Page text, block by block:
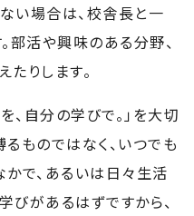
い場合は、校舎長と一
部活や興味のある分野、
りします。
自分の学びで。」を大切
ものではなく、いつでも
で、あるいは日々生活
びがあるはずですから、